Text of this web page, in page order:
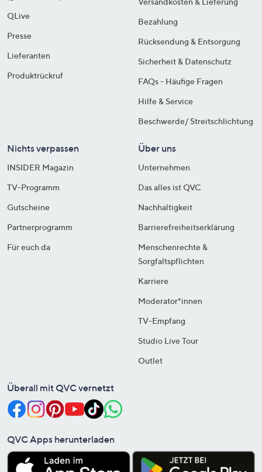
QLive
Presse
Lieferanten
Produktrückruf
Bezahlung
Rücksendung & Entsorgung
Sicherheit & Datenschutz
FAQs - Häufige Fragen
Hilfe & Service
Beschwerde/ Streitschlichtung
Nichts verpassen
INSIDER Magazin
TV-Programm
Gutscheine
Partnerprogramm
Für euch da
Über uns
Unternehmen
Das alles ist QVC
Nachhaltigkeit
Barrierefreiheitserklärung
Menschenrechte &
Sorgfaltspflichten
Karriere
Moderator*innen
TV-Empfang
Studio Live Tour
Outlet
Überall mit QVC vernetzt
QVC Apps herunterladen